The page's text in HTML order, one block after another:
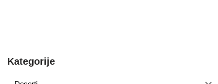
Kategorije